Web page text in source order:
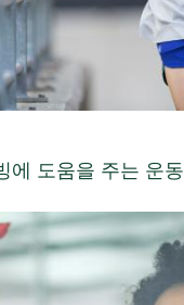
에 도움을 주는 운동